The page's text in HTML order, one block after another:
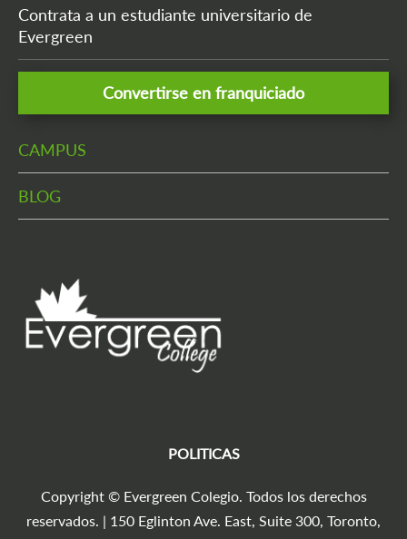
Contrata a un estudiante universitario de
Evergreen
Convertirse en franquiciado
CAMPUS
BLOG
Copyright © Evergreen Colegio. Todos los derechos
reservados. | 150 Eglinton Ave. East, Suite 300, Toronto,
POLITICAS